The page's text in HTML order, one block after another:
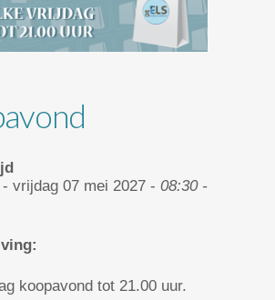
vrijdag 07 mei 2027 - 08:30 -
koopavond tot 21.00 uur.